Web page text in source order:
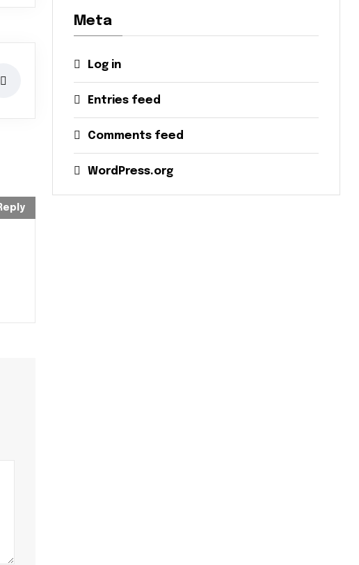
Meta
Log in
Entries feed
Comments feed
WordPress.org